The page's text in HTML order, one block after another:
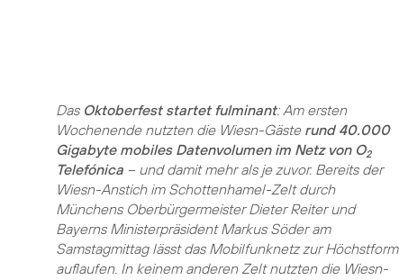
Das Oktoberfest startet fulminant: Am ersten
Wochenende nutzten die Wiesn-Gäste rund 40.000
Gigabyte mobiles Datenvolumen im Netz von O2
Telefónica – und damit mehr als je zuvor. Bereits der
Wiesn-Anstich im Schottenhamel-Zelt durch
Münchens Oberbürgermeister Dieter Reiter und
Bayerns Ministerpräsident Markus Söder am
Samstagmittag lässt das Mobilfunknetz zur Höchstform
auflaufen. In keinem anderen Zelt nutzten die Wiesn-